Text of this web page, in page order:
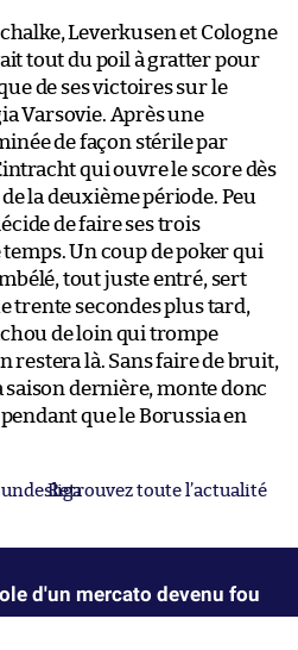
Leverkusen et Cologne
tout du poil à gratter pour
de ses victoires sur le
Varsovie. Après une
de façon stérile par
qui ouvre le score dès
la deuxième période. Peu
de faire ses trois
Un coup de poker qui
tout juste entré, sert
trente secondes plus tard,
de loin qui trompe
restera là. Sans faire de bruit,
saison dernière, monte donc
que le Borussia en
Retrouvez toute l’actualité
d'un mercato devenu fou